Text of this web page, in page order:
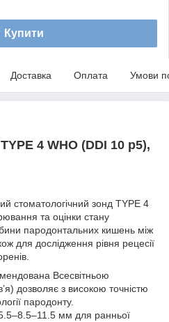
Купити
Доставка Оплата Умови
4 WHO (DDI 10 p5),
стоматологічний зонд TYPE 4
та оцінки стану
пародонтальних кишень між
для дослідження рівня рецесії
Всесвітньою
дозволяє з високою точністю
пародонту.
мм для ранньої